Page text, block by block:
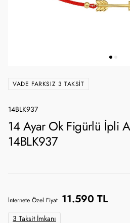
VADE FARKSIZ 3 TAKSIT
14BLK937
14 Ayar Ok Figürlü İpli
14BLK937
İnternete Özel Fiyat 11.590 TL
3 Taksit İmkanı